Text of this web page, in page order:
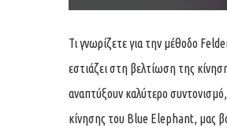
Τι γνωρίζετε για την μέθοδο
εστιάζει στη βελτίωση της
αναπτύξουν καλύτερο
κίνησης του Blue Elephant, μας